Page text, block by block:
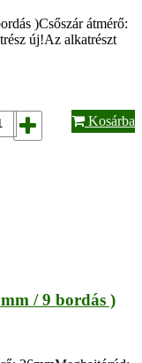
)Csőszár átmérő:
új!Az alkatrészt
Kosárba
/ 9 bordás )